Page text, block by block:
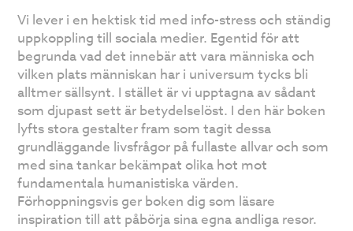
Vi lever i en hektisk tid med info-stress och ständig
uppkoppling till sociala medier. Egentid för att
begrunda vad det innebär att vara människa och
vilken plats människan har i universum tycks bli
alltmer sällsynt. I stället är vi upptagna av sådant
som djupast sett är betydelselöst. I den här boken
lyfts stora gestalter fram som tagit dessa
grundläggande livsfrågor på fullaste allvar och som
med sina tankar bekämpat olika hot mot
fundamentala humanistiska värden.
Förhoppningsvis ger boken dig som läsare
inspiration till att påbörja sina egna andliga resor.